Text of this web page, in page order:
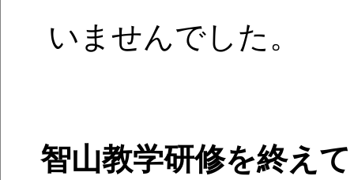
いませんでした。
智山教学研修を終えて